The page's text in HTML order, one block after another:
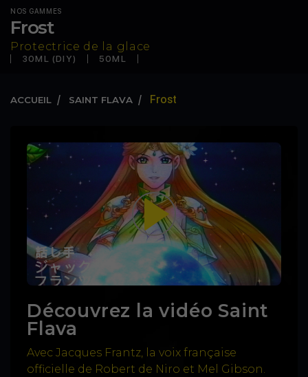
NOS GAMMES
Frost
Protectrice de la glace
30ML (DIY) 50ML
ACCUEIL SAINT FLAVA Frost
Découvrez la vidéo Saint
Flava
Avec Jacques Frantz, la voix française
officielle de Robert de Niro et Mel Gibson.